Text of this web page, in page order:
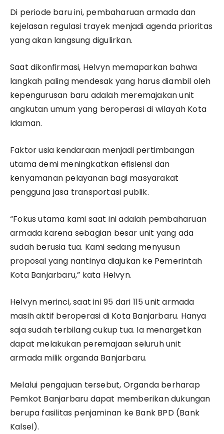
Di periode baru ini, pembaharuan armada dan
kejelasan regulasi trayek menjadi agenda prioritas
yang akan langsung digulirkan.
Saat dikonfirmasi, Helvyn memaparkan bahwa
langkah paling mendesak yang harus diambil oleh
kepengurusan baru adalah meremajakan unit
angkutan umum yang beroperasi di wilayah Kota
Idaman.
Faktor usia kendaraan menjadi pertimbangan
utama demi meningkatkan efisiensi dan
kenyamanan pelayanan bagi masyarakat
pengguna jasa transportasi publik.
“Fokus utama kami saat ini adalah pembaharuan
armada karena sebagian besar unit yang ada
sudah berusia tua. Kami sedang menyusun
proposal yang nantinya diajukan ke Pemerintah
Kota Banjarbaru,” kata Helvyn.
Helvyn merinci, saat ini 95 dari 115 unit armada
masih aktif beroperasi di Kota Banjarbaru. Hanya
saja sudah terbilang cukup tua. Ia menargetkan
dapat melakukan peremajaan seluruh unit
armada milik organda Banjarbaru.
Melalui pengajuan tersebut, Organda berharap
Pemkot Banjarbaru dapat memberikan dukungan
berupa fasilitas penjaminan ke Bank BPD (Bank
Kalsel).